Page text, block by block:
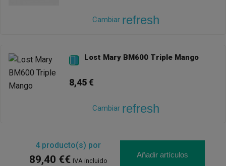
Cambiar refresh
 Lost Mary BM600 Triple Mango
8,45 €
Cambiar refresh
4producto(s) por
89,40 €€ IVA incluido
Añadir artículos